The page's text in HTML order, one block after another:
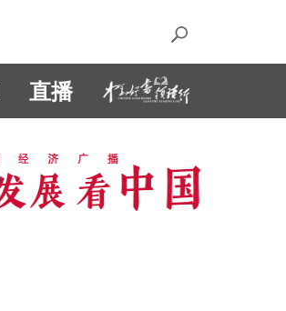
直播